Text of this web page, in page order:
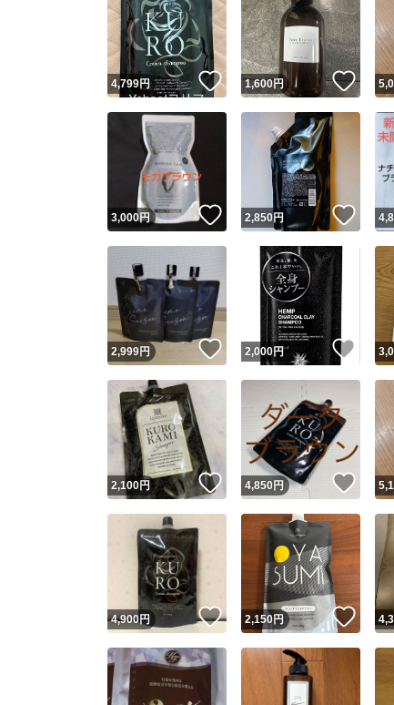
4,799円 いいね！
1,600円 いい
3,000円 いいね！
2,850円 いい
2,999円 いいね！
2,000円 いい
2,100円 いいね！
4,850円 いい
4,900円 いいね！
2,150円 いい